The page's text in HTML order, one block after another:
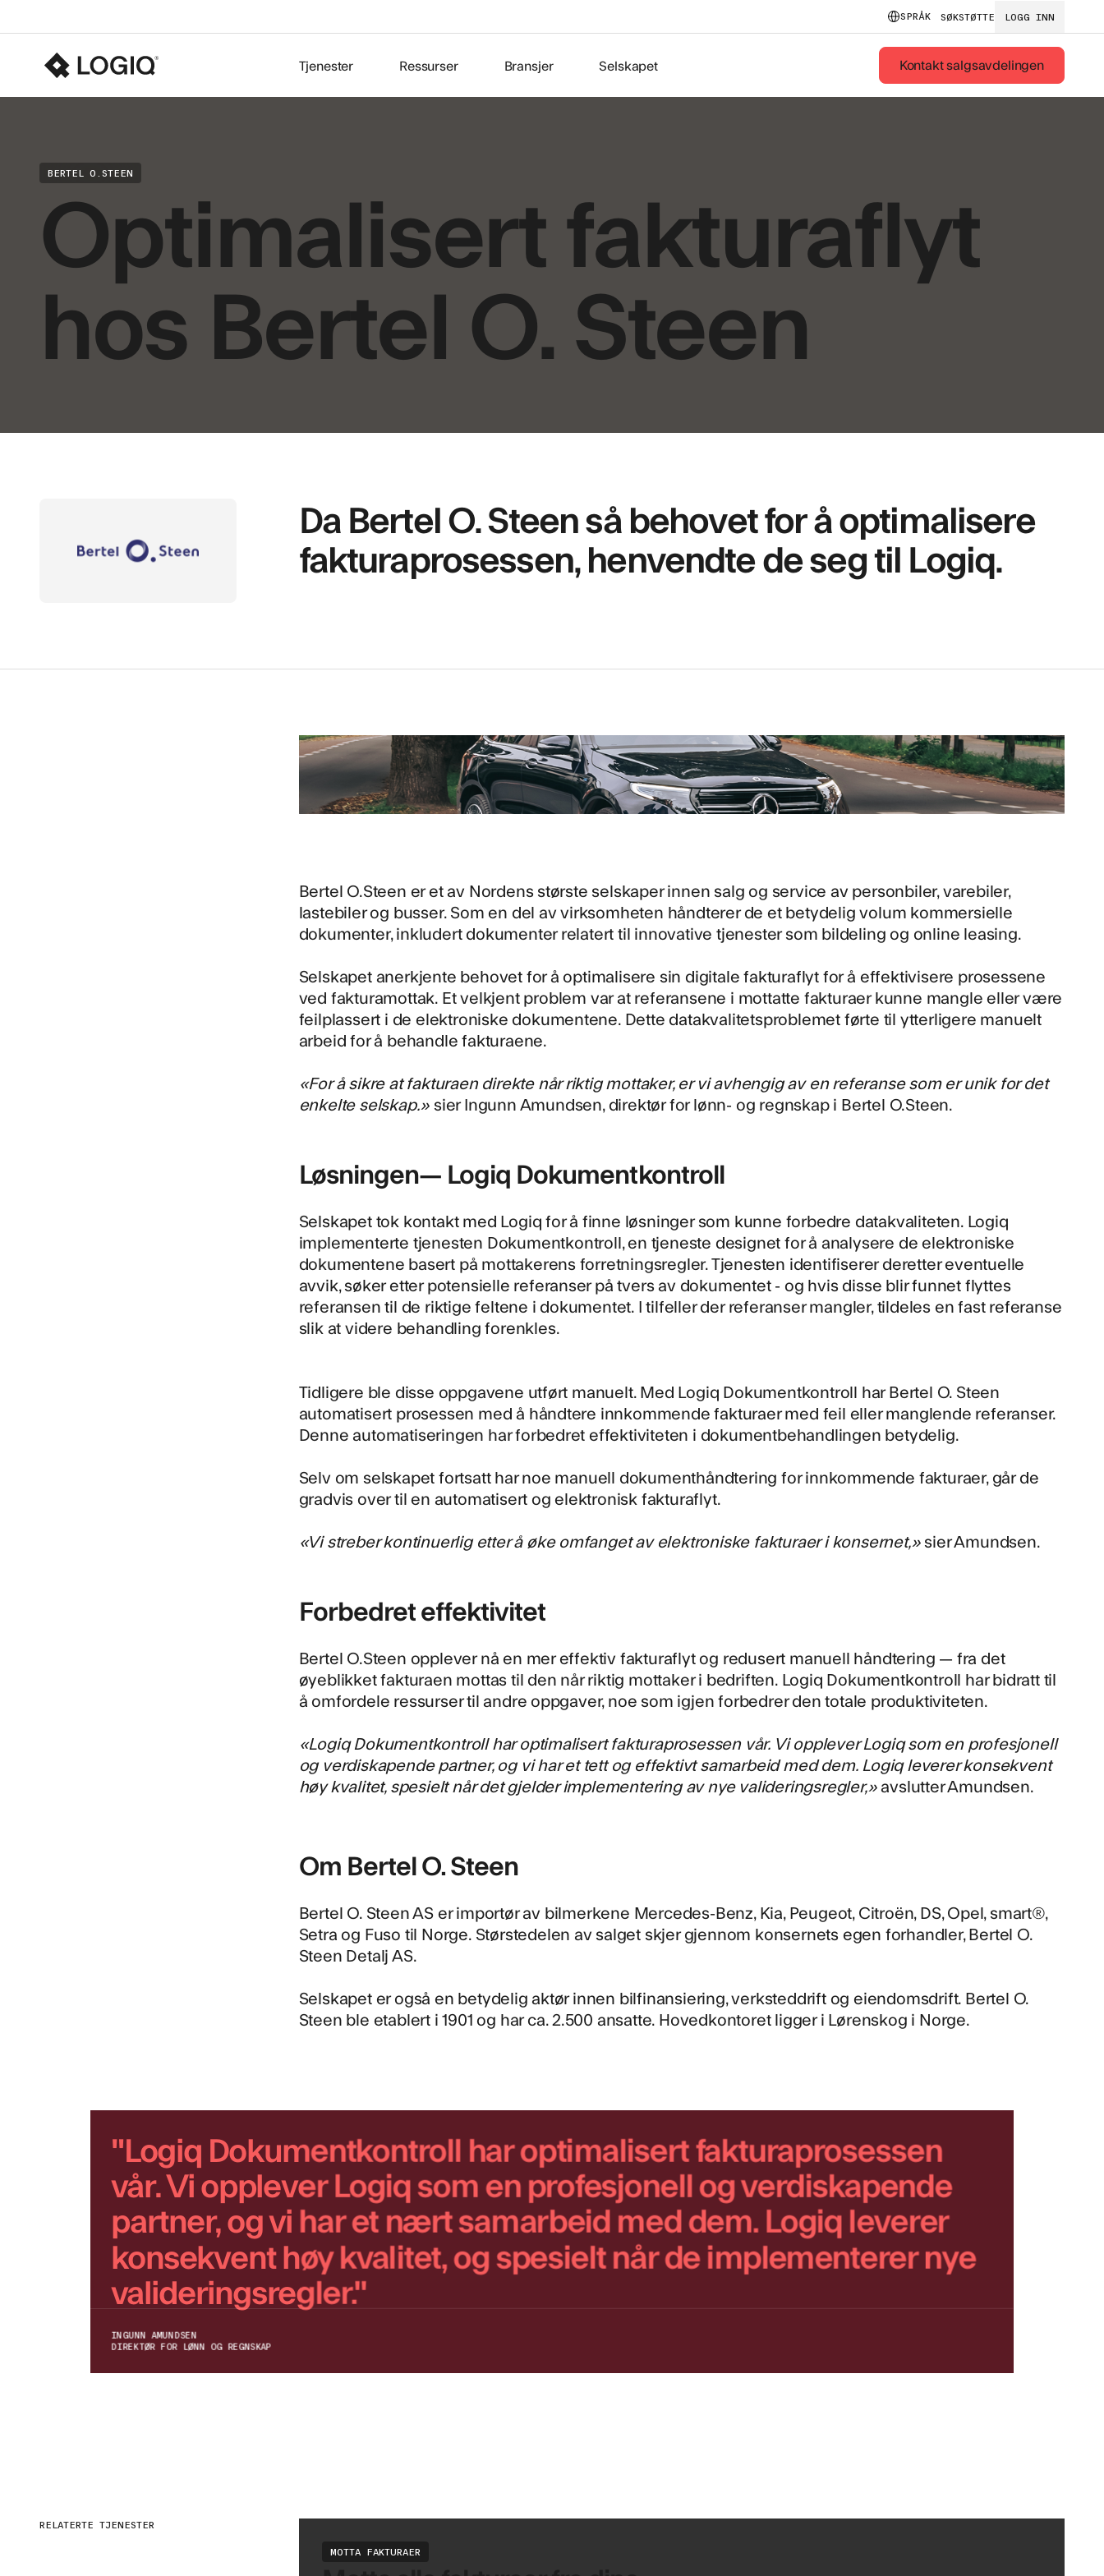
SPRÅK SØKSTØTTE LOGG INN
Tjenester Ressurser Bransjer Selskapet Kontakt salgsavdelingen
BERTEL O.STEEN
Optimalisert fakturaflyt
hos Bertel O. Steen
Da Bertel O. Steen så behovet for å optimalisere
fakturaprosessen, henvendte de seg til Logiq.
Bertel O.Steen er et av Nordens største selskaper innen salg og service av personbiler, varebiler,
lastebiler og busser. Som en del av virksomheten håndterer de et betydelig volum kommersielle
dokumenter, inkludert dokumenter relatert til innovative tjenester som bildeling og online leasing.
Selskapet anerkjente behovet for å optimalisere sin digitale fakturaflyt for å effektivisere prosessene
ved fakturamottak. Et velkjent problem var at referansene i mottatte fakturaer kunne mangle eller være
feilplassert i de elektroniske dokumentene. Dette datakvalitetsproblemet førte til ytterligere manuelt
arbeid for å behandle fakturaene.
«For å sikre at fakturaen direkte når riktig mottaker, er vi avhengig av en referanse som er unik for det
enkelte selskap.» sier Ingunn Amundsen, direktør for lønn- og regnskap i Bertel O.Steen.
Løsningen— Logiq Dokumentkontroll
Selskapet tok kontakt med Logiq for å finne løsninger som kunne forbedre datakvaliteten. Logiq
implementerte tjenesten Dokumentkontroll, en tjeneste designet for å analysere de elektroniske
dokumentene basert på mottakerens forretningsregler. Tjenesten identifiserer deretter eventuelle
avvik, søker etter potensielle referanser på tvers av dokumentet - og hvis disse blir funnet flyttes
referansen til de riktige feltene i dokumentet. I tilfeller der referanser mangler, tildeles en fast referanse
slik at videre behandling forenkles.
Tidligere ble disse oppgavene utført manuelt. Med Logiq Dokumentkontroll har Bertel O. Steen
automatisert prosessen med å håndtere innkommende fakturaer med feil eller manglende referanser.
Denne automatiseringen har forbedret effektiviteten i dokumentbehandlingen betydelig.
Selv om selskapet fortsatt har noe manuell dokumenthåndtering for innkommende fakturaer, går de
gradvis over til en automatisert og elektronisk fakturaflyt.
«Vi streber kontinuerlig etter å øke omfanget av elektroniske fakturaer i konsernet,»sier Amundsen.
Forbedret effektivitet
Bertel O.Steen opplever nå en mer effektiv fakturaflyt og redusert manuell håndtering — fra det
øyeblikket fakturaen mottas til den når riktig mottaker i bedriften. Logiq Dokumentkontroll har bidratt til
å omfordele ressurser til andre oppgaver, noe som igjen forbedrer den totale produktiviteten.
«Logiq Dokumentkontroll har optimalisert fakturaprosessen vår. Vi opplever Logiq som en profesjonell
og verdiskapende partner, og vi har et tett og effektivt samarbeid med dem. Logiq leverer konsekvent
høy kvalitet, spesielt når det gjelder implementering av nye valideringsregler,»avslutter Amundsen.
Om Bertel O. Steen
Bertel O. Steen ASer importør av bilmerkene Mercedes-Benz, Kia, Peugeot, Citroën, DS, Opel, smart®,
Setra og Fuso til Norge. Størstedelen av salget skjer gjennom konsernets egen forhandler, Bertel O.
Steen Detalj AS.
Selskapet er også en betydelig aktør innen bilfinansiering, verksteddrift og eiendomsdrift. Bertel O.
Steen ble etablert i 1901 og har ca. 2.500 ansatte. Hovedkontoret ligger i Lørenskog i Norge.
"Logiq Dokumentkontroll har optimalisert fakturaprosessen
vår. Vi opplever Logiq som en profesjonell og verdiskapende
partner, og vi har et nært samarbeid med dem. Logiq leverer
konsekvent høy kvalitet, og spesielt når de implementerer nye
valideringsregler."
INGUNN AMUNDSEN
DIREKTØR FOR LØNN OG REGNSKAP
RELATERTE TJENESTER
MOTTA FAKTURAER